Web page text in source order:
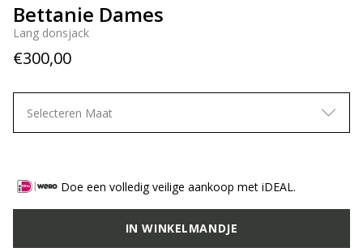
Bettanie Dames
Lang donsjack
€300,00
Selecteren Maat
Doe een volledig veilige aankoop met iDEAL.
IN WINKELMANDJE